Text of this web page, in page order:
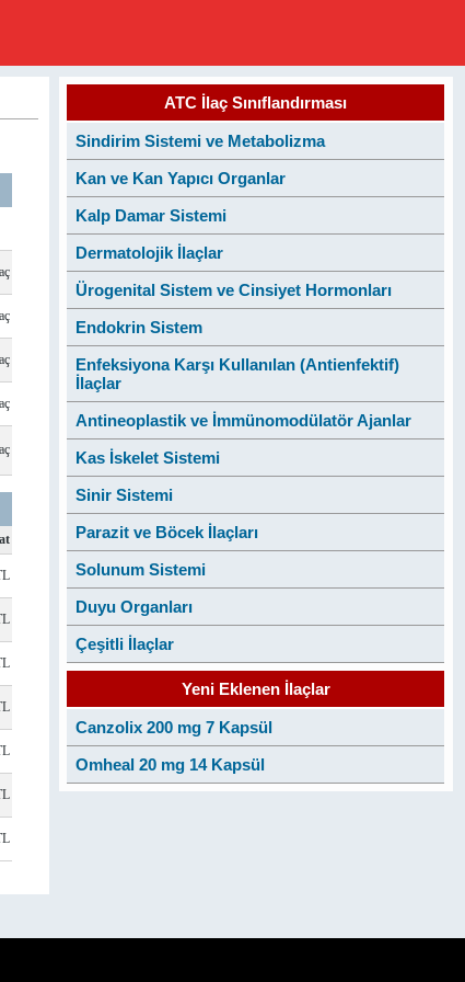
ATC İlaç Sınıflandırması
Sindirim Sistemi ve Metabolizma
Kan ve Kan Yapıcı Organlar
Kalp Damar Sistemi
Dermatolojik İlaçlar
Ürogenital Sistem ve Cinsiyet Hormonları
Endokrin Sistem
Enfeksiyona Karşı Kullanılan (Antienfektif)
İlaçlar
Antineoplastik ve İmmünomodülatör Ajanlar
Kas İskelet Sistemi
Sinir Sistemi
Parazit ve Böcek İlaçları
Solunum Sistemi
Duyu Organları
Çeşitli İlaçlar
Yeni Eklenen İlaçlar
Canzolix 200 mg 7 Kapsül
Omheal 20 mg 14 Kapsül